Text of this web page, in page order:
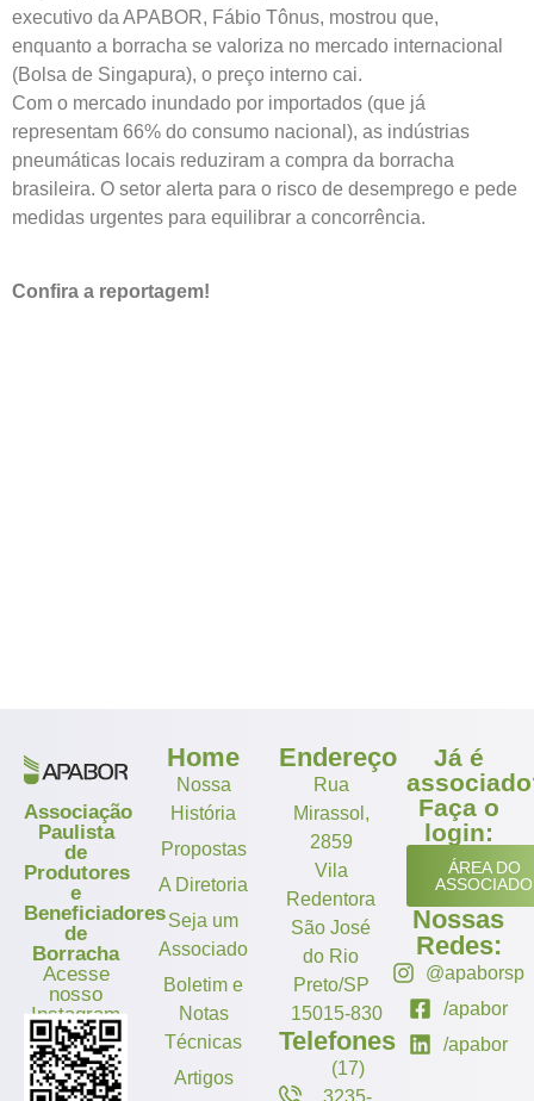
executivo da APABOR, Fábio Tônus, mostrou que,
enquanto a borracha se valoriza no mercado internacional
(Bolsa de Singapura), o preço interno cai.
Com o mercado inundado por importados (que já
representam 66% do consumo nacional), as indústrias
pneumáticas locais reduziram a compra da borracha
brasileira. O setor alerta para o risco de desemprego e pede
medidas urgentes para equilibrar a concorrência.
Confira a reportagem!
Associação
Paulista
de
Produtores
e
Beneficiadores
de
Borracha
Acesse
nosso
Instagram
Home
Nossa
História
Propostas
A Diretoria
Seja um
Associado
Boletim e
Notas
Técnicas
Artigos
Endereço
Rua
Mirassol,
2859
Vila
Redentora
São José
do Rio
Preto/SP
15015-830
Telefones
(17)
3235-
Já é
Faça o
login:
ÁREA DO
ASSOCIADO
Nossas
Redes:
@apaborsp
/apabor
/apabor